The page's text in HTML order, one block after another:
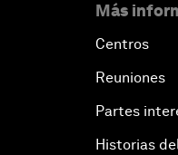
Más
Centros
Reuniones
Partes
Historias